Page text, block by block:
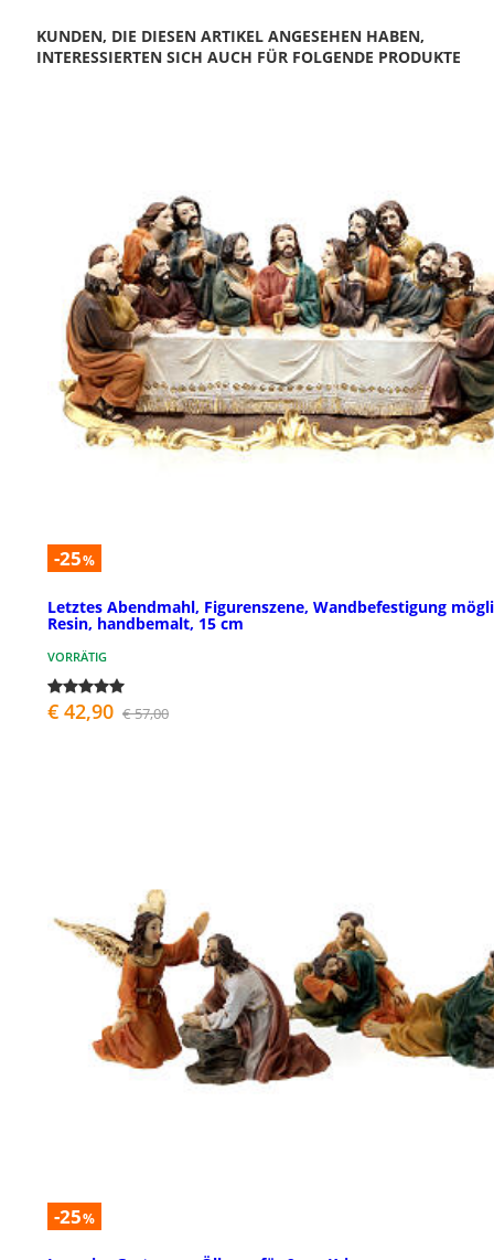
KUNDEN, DIE DIESEN ARTIKEL ANGESEHEN HABEN,
INTERESSIERTEN SICH AUCH FÜR FOLGENDE PRODUKTE
-25%
Letztes Abendmahl, Figurenszene, Wandbefestigung
Resin, handbemalt, 15 cm
VORRÄTIG
€ 42,90 € 57,00
-25%